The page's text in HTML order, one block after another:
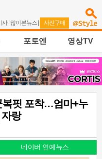
사| 많이본뉴스 | 사진구매
포토엔 영상TV
복핏 포착…엄마+누
랑
네이버 연예뉴스